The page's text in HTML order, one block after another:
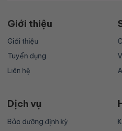
Giới thiệu
Giới thiệu
Tuyển dụng
Liên hệ
Dịch vụ
Bảo dưỡng định kỳ